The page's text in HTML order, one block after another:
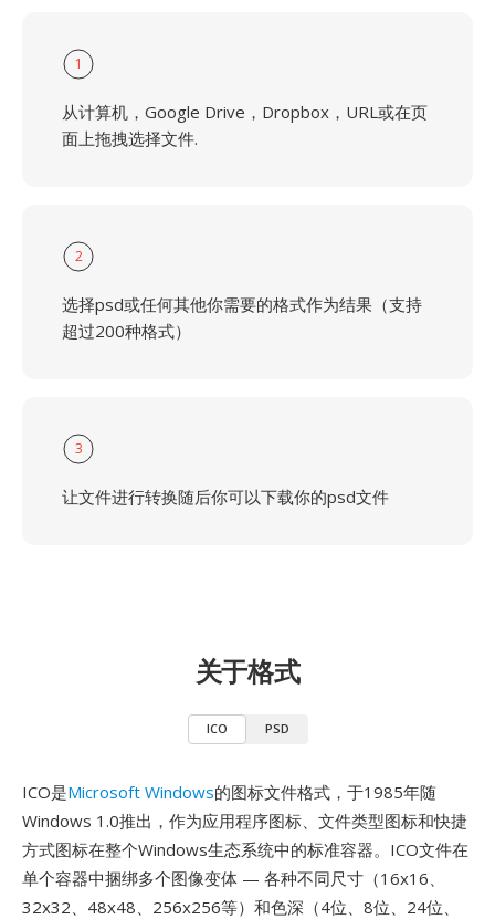
1
从计算机，Google Drive，Dropbox，URL或在页
面上拖拽选择文件.
2
选择psd或任何其他你需要的格式作为结果（支持
超过200种格式）
3
让文件进行转换随后你可以下载你的psd文件
关于格式
ICO PSD
ICO是Microsoft Windows的图标文件格式，于1985年随
Windows 1.0推出，作为应用程序图标、文件类型图标和快捷
方式图标在整个Windows生态系统中的标准容器。ICO文件在
单个容器中捆绑多个图像变体 — 各种不同尺寸（16x16、
32x32、48x48、256x256等）和色深（4位、8位、24位、